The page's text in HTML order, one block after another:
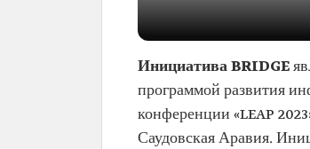
Инициатива BRIDGE
программой развития
конференции «LEAP
Саудовская Аравия.